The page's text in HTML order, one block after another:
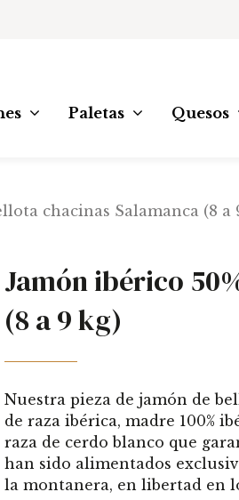
Paletas Quesos
chacinas Salamanca (8 a
Jamón ibérico
(8 a 9 kg)
Nuestra pieza de jamón de
de raza ibérica, madre 100%
raza de cerdo blanco que
han sido alimentados
la montanera, en libertad en